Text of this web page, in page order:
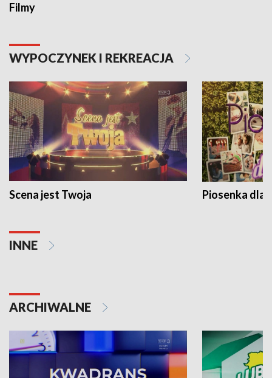
Filmy
WYPOCZYNEK I REKREACJA
Scena jest Twoja Piosenka dla
INNE
ARCHIWALNE